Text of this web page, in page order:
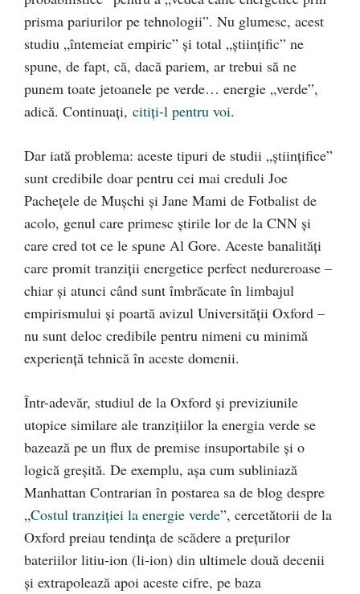
prisma pariurilor pe tehnologii”. Nu glumesc, acest
studiu „întemeiat empiric” și total „științific” ne
spune, de fapt, că, dacă pariem, ar trebui să ne
punem toate jetoanele pe verde… energie „verde”,
adică. Continuați, citiți-l pentru voi.
Dar iată problema: aceste tipuri de studii „științifice”
sunt credibile doar pentru cei mai creduli Joe
Pachețele de Mușchi și Jane Mami de Fotbalist de
acolo, genul care primesc știrile lor de la CNN și
care cred tot ce le spune Al Gore. Aceste banalități
care promit tranziții energetice perfect nedureroase –
chiar și atunci când sunt îmbrăcate în limbajul
empirismului și poartă avizul Universității Oxford –
nu sunt deloc credibile pentru nimeni cu minimă
experiență tehnică în aceste domenii.
Într-adevăr, studiul de la Oxford și previziunile
utopice similare ale tranzițiilor la energia verde se
bazează pe un flux de premise insuportabile și o
logică greșită. De exemplu, așa cum subliniază
Manhattan Contrarian în postarea sa de blog despre
„Costul tranziției la energie verde”, cercetătorii de la
Oxford preiau tendința de scădere a prețurilor
bateriilor litiu-ion (li-ion) din ultimele două decenii
și extrapolează apoi aceste cifre, pe baza